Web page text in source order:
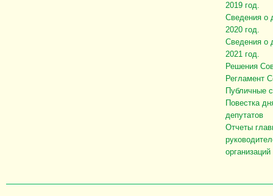
2019 год.
Сведения о
2020 год.
Сведения о
2021 год.
Решения
Регламент
Публичные
Повестка
депутатов
Отчеты
организаций